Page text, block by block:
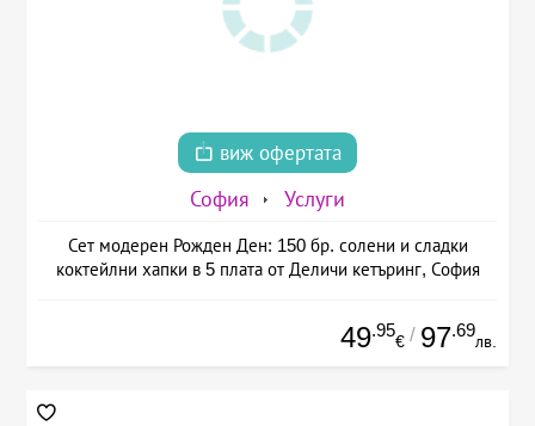
виж офертата
София Услуги
Сет модерен Рожден Ден: 150 бр. солени и сладки
коктейлни хапки в 5 плата от Деличи кетъринг, София
49.95
€ / 97.69
лв.